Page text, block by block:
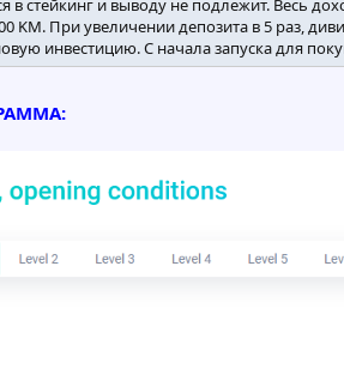
в стейкинг и выводу не подлежит. Весь
KM. При увеличении депозита в 5 раз,
инвестицию. С начала запуска для